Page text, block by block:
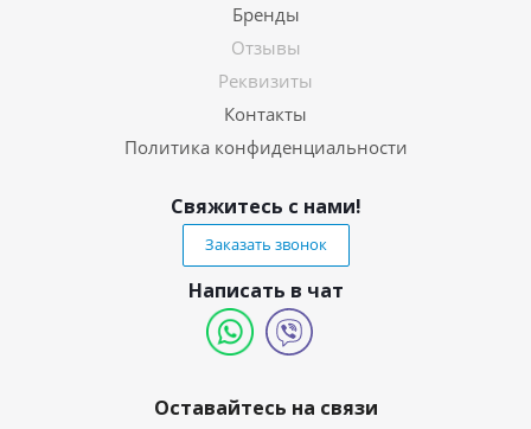
Бренды
Отзывы
Реквизиты
Контакты
Политика конфиденциальности
Свяжитесь с нами!
Заказать звонок
Написать в чат
Оставайтесь на связи